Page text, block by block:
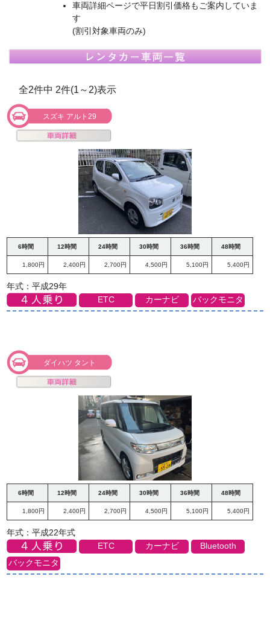
車両詳細ページで平日割引価格もご案内していま
す
(割引対象車両のみ)
全2件中 2件(1～2)表示
スズキ アルト29
6時間 12時間 24時間 30時間 36時間 48時間
1,800円 2,400円 2,700円 4,500円 5,100円 5,400円
年式：平成29年
ETC
カーナビ バックモニタ
ダイハツ タント
6時間 12時間 24時間 30時間 36時間 48時間
1,800円 2,400円 2,700円 4,500円 5,100円 5,400円
年式：平成22年式
ETC
カーナビ
Bluetooth
バックモニタ